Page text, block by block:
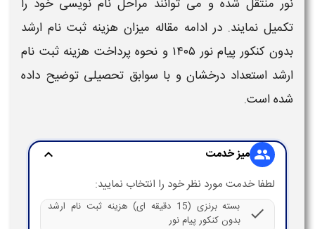
نورمنتقل شده و می توانند مراحل نام نویسی خود را
تکمیل نمایند. در ادامه مقاله میزان هزینه ثبت نام ارشد
بدون کنکور پیام نور ۱۴۰۵
و نحوه پرداخت هزینه ثبت نام
ارشد استعداد درخشان و با سوابق تحصیلی توضیح داده
شده است.
group میز خدمت expand_more
لطفا خدمت مورد نظر خود را انتخاب نمایید:
check
بسته برنزی (15 دقیقه ای) هزینه ثبت نام ارشد
بدون کنکور پیام نور